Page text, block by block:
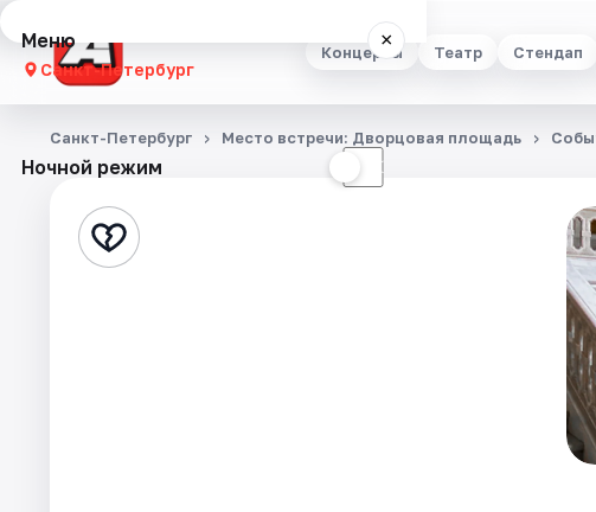
Концерты Театр Стендап
Меню ×
Санкт-Петербург
Концерты
Стендап
Ночной режим ☾
Санкт-Петербург Место встречи: Дворцовая площадь